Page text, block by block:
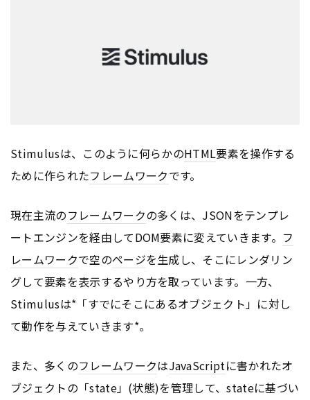
Stimulusは、このように何らかのHTML要素を操作する
ために作られたフレームワークです。
現在主流のフレームワークの多くは、JSONをテンプレ
ートエンジンを経由してDOM要素に変えていきます。 フ
レームワークで空のページを生成し、そこにレンダリン
グして要素を表示するやり方を取っています。一方、
Stimulusは*「すでにそこにあるオブジェクト」に対し
て動作を与えていきます*。
また、多くのフレームワークはJavaScriptに書かれたオ
ブジェクトの「state」(状態)を管理して、stateに基づい